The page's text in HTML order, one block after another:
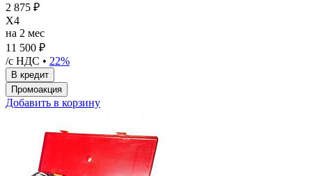
2 875 ₽
X4
на 2 мес
11 500 ₽
/с НДС • 22%
Добавить в корзину